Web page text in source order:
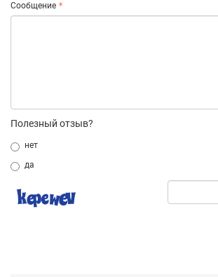
Сообщение
Полезный отзыв?
нет
да